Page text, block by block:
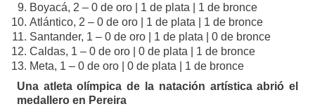
Boyacá, 2 – 0 de oro | 1 de plata | 1 de bronce
Atlántico, 2 – 0 de oro | 1 de plata | 1 de bronce
Santander, 1 – 0 de oro | 1 de plata | 0 de bronce
Caldas, 1 – 0 de oro | 0 de plata | 1 de bronce
Meta, 1 – 0 de oro | 0 de plata | 1 de bronce
Una atleta olímpica de la natación artística abrió el
medallero en Pereira